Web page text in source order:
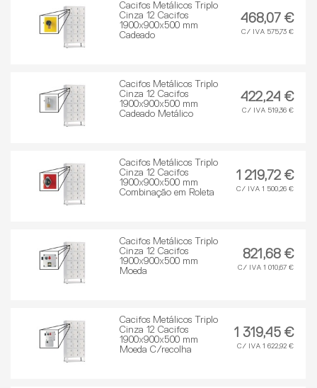
Cacifos Metálicos Triplo
Cinza 12 Cacifos
1900x900x500 mm
Cadeado
468,07 €
C/ IVA 575,73 €
Cacifos Metálicos Triplo
Cinza 12 Cacifos
1900x900x500 mm
Cadeado Metálico
422,24 €
C/ IVA 519,36 €
Cacifos Metálicos Triplo
Cinza 12 Cacifos
1900x900x500 mm
Combinação em Roleta
1 219,72 €
C/ IVA 1 500,26 €
Cacifos Metálicos Triplo
Cinza 12 Cacifos
1900x900x500 mm
Moeda
821,68 €
C/ IVA 1 010,67 €
Cacifos Metálicos Triplo
Cinza 12 Cacifos
1900x900x500 mm
Moeda C/recolha
1 319,45 €
C/ IVA 1 622,92 €